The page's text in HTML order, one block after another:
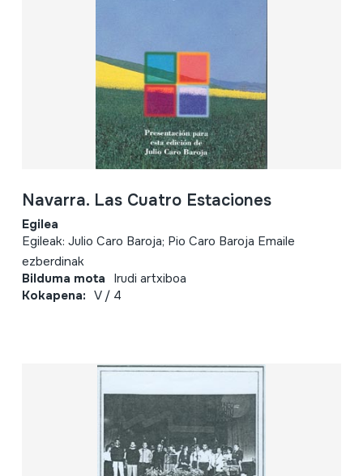
Navarra. Las Cuatro Estaciones
Egilea
Egileak: Julio Caro Baroja; Pio Caro Baroja Emaile
ezberdinak
Bilduma mota Irudi artxiboa
Kokapena: V / 4